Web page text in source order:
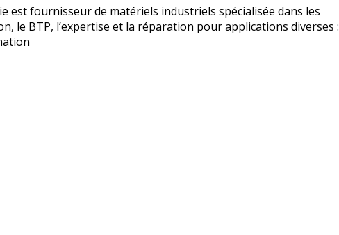
est fournisseur de matériels industriels spécialisée dans les
le BTP, l’expertise et la réparation pour applications diverses :